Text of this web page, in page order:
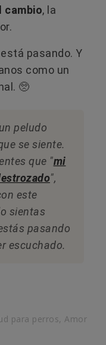
cambio, la
pasando. Y
como un
🥺
peludo
se siente.
que "mi
",
este
sientas
pasando
escuchado.
para perros, Amor